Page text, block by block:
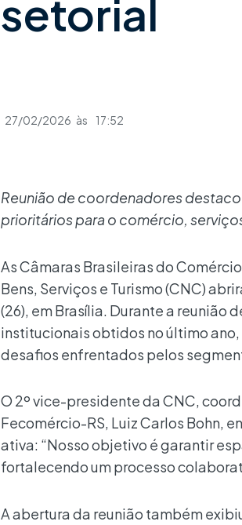
setorial
27/02/2026 às 17:52
Reunião de coordenadores
prioritários para o comércio,
As Câmaras Brasileiras do
Bens, Serviços e Turismo (CNC)
(26), em Brasília. Durante a reunião
institucionais obtidos no último
desafios enfrentados pelos
O 2º vice-presidente da CNC,
Fecomércio-RS, Luiz Carlos Bohn,
ativa: “Nosso objetivo é garantir
fortalecendo um processo
A abertura da reunião também